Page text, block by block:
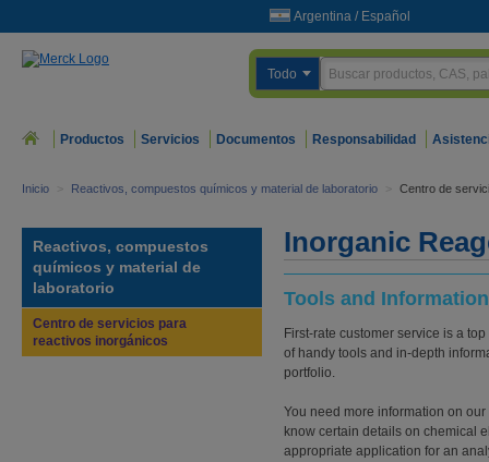
Argentina / Español
Todo
Productos Servicios Documentos Responsabilidad
Inicio > Reactivos, compuestos químicos y material de laboratorio > Centro de
Reactivos, compuestos
químicos y material de
laboratorio
Centro de servicios para
reactivos inorgánicos
Inorganic
Tools and
First-rate customer service is a
of handy tools and in-depth
portfolio.
You need more information on
know certain details on chemical
appropriate application for an